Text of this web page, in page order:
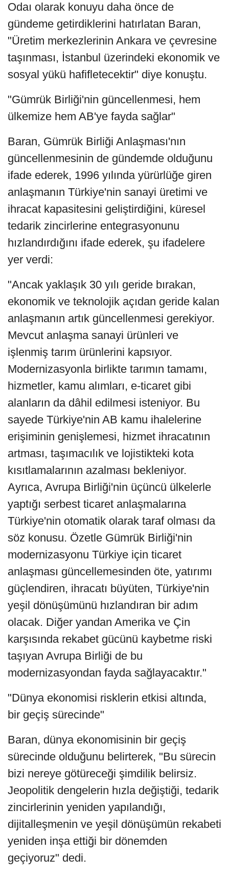
Odaı olarak konuyu daha önce de
gündeme getirdiklerini hatırlatan Baran,
"Üretim merkezlerinin Ankara ve çevresine
taşınması, İstanbul üzerindeki ekonomik ve
sosyal yükü hafifletecektir" diye konuştu.
"Gümrük Birliği'nin güncellenmesi, hem
ülkemize hem AB'ye fayda sağlar"
Baran, Gümrük Birliği Anlaşması'nın
güncellenmesinin de gündemde olduğunu
ifade ederek, 1996 yılında yürürlüğe giren
anlaşmanın Türkiye'nin sanayi üretimi ve
ihracat kapasitesini geliştirdiğini, küresel
tedarik zincirlerine entegrasyonunu
hızlandırdığını ifade ederek, şu ifadelere
yer verdi:
"Ancak yaklaşık 30 yılı geride bırakan,
ekonomik ve teknolojik açıdan geride kalan
anlaşmanın artık güncellenmesi gerekiyor.
Mevcut anlaşma sanayi ürünleri ve
işlenmiş tarım ürünlerini kapsıyor.
Modernizasyonla birlikte tarımın tamamı,
hizmetler, kamu alımları, e-ticaret gibi
alanların da dâhil edilmesi isteniyor. Bu
sayede Türkiye'nin AB kamu ihalelerine
erişiminin genişlemesi, hizmet ihracatının
artması, taşımacılık ve lojistikteki kota
kısıtlamalarının azalması bekleniyor.
Ayrıca, Avrupa Birliği'nin üçüncü ülkelerle
yaptığı serbest ticaret anlaşmalarına
Türkiye'nin otomatik olarak taraf olması da
söz konusu. Özetle Gümrük Birliği'nin
modernizasyonu Türkiye için ticaret
anlaşması güncellemesinden öte, yatırımı
güçlendiren, ihracatı büyüten, Türkiye'nin
yeşil dönüşümünü hızlandıran bir adım
olacak. Diğer yandan Amerika ve Çin
karşısında rekabet gücünü kaybetme riski
taşıyan Avrupa Birliği de bu
modernizasyondan fayda sağlayacaktır."
"Dünya ekonomisi risklerin etkisi altında,
bir geçiş sürecinde"
Baran, dünya ekonomisinin bir geçiş
sürecinde olduğunu belirterek, "Bu sürecin
bizi nereye götüreceği şimdilik belirsiz.
Jeopolitik dengelerin hızla değiştiği, tedarik
zincirlerinin yeniden yapılandığı,
dijitalleşmenin ve yeşil dönüşümün rekabeti
yeniden inşa ettiği bir dönemden
geçiyoruz" dedi.